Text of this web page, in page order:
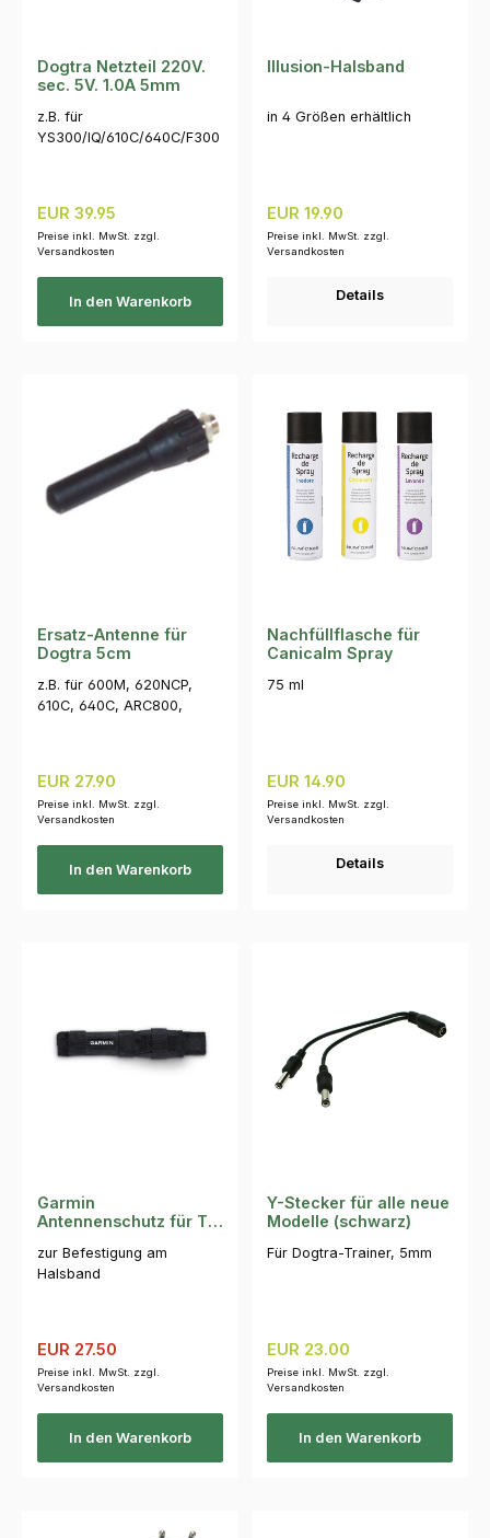
Dogtra Netzteil 220V.
sec. 5V. 1.0A 5mm
z.B. für
YS300/IQ/610C/640C/F300
Regulärer Preis:
EUR 39.95
Preise inkl. MwSt. zzgl.
Versandkosten
In den Warenkorb
Illusion-Halsband
in 4 Größen erhältlich
Regulärer Preis:
EUR 19.90
Preise inkl. MwSt. zzgl.
Versandkosten
Details
Ersatz-Antenne für
Dogtra 5cm
z.B. für 600M, 620NCP,
610C, 640C, ARC800,
Regulärer Preis:
EUR 27.90
Preise inkl. MwSt. zzgl.
Versandkosten
In den Warenkorb
Nachfüllflasche für
Canicalm Spray
75 ml
Regulärer Preis:
EUR 14.90
Preise inkl. MwSt. zzgl.
Versandkosten
Details
Garmin
Antennenschutz für T5/
zur Befestigung am
Halsband
Verkaufspreis:
EUR 27.50
Preise inkl. MwSt. zzgl.
Versandkosten
In den Warenkorb
Y-Stecker für alle neue
Modelle (schwarz)
Für Dogtra-Trainer, 5mm
Regulärer Preis:
EUR 23.00
Preise inkl. MwSt. zzgl.
Versandkosten
In den Warenkorb